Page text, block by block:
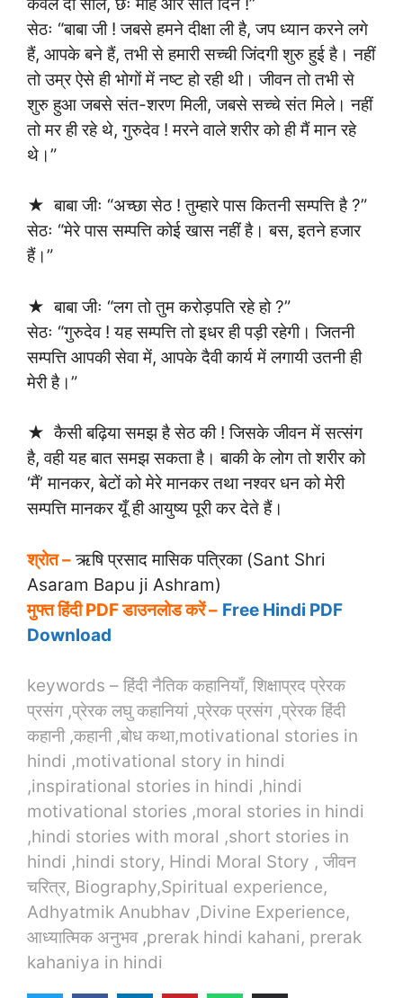
सेठः “बाबा जी ! जबसे हमने दीक्षा ली है, जप ध्यान करने लगे
हैं, आपके बने हैं, तभी से हमारी सच्ची जिंदगी शुरु हुई है। नहीं
तो उम्र ऐसे ही भोगों में नष्ट हो रही थी। जीवन तो तभी से
शुरु हुआ जबसे संत-शरण मिली, जबसे सच्चे संत मिले। नहीं
तो मर ही रहे थे, गुरुदेव ! मरने वाले शरीर को ही मैं मान रहे
थे।”
★ बाबा जीः “अच्छा सेठ ! तुम्हारे पास कितनी सम्पत्ति है ?”
सेठः “मेरे पास सम्पत्ति कोई खास नहीं है। बस, इतने हजार
हैं।”
★ बाबा जीः “लग तो तुम करोड़पति रहे हो ?”
सेठः “गुरुदेव ! यह सम्पत्ति तो इधर ही पड़ी रहेगी। जितनी
सम्पत्ति आपकी सेवा में, आपके दैवी कार्य में लगायी उतनी ही
मेरी है।”
★ कैसी बढ़िया समझ है सेठ की ! जिसके जीवन में सत्संग
है, वही यह बात समझ सकता है। बाकी के लोग तो शरीर को
‘मैं’ मानकर, बेटों को मेरे मानकर तथा नश्वर धन को मेरी
सम्पत्ति मानकर यूँ ही आयुष्य पूरी कर देते हैं।
श्रोत –ऋषि प्रसाद मासिक पत्रिका (Sant Shri
Asaram Bapu ji Ashram)
मुफ्त हिंदी PDF डाउनलोड करें – Free Hindi PDF
Download
keywords – हिंदी नैतिक कहानियाँ, शिक्षाप्रद प्रेरक
प्रसंग ,प्रेरक लघु कहानियां ,प्रेरक प्रसंग ,प्रेरक हिंदी
कहानी ,कहानी ,बोध कथा,motivational stories in
hindi ,motivational story in hindi
,inspirational stories in hindi ,hindi
motivational stories ,moral stories in hindi
,hindi stories with moral ,short stories in
hindi ,hindi story, Hindi Moral Story , जीवन
चरित्र, Biography,Spiritual experience,
Adhyatmik Anubhav ,Divine Experience,
आध्यात्मिक अनुभव ,prerak hindi kahani, prerak
kahaniya in hindi